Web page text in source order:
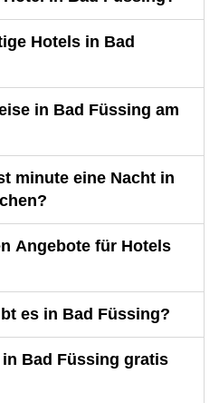
Hotels in Bad
in Bad Füssing am
minute eine Nacht in
Angebote für Hotels
es in Bad Füssing?
Bad Füssing gratis